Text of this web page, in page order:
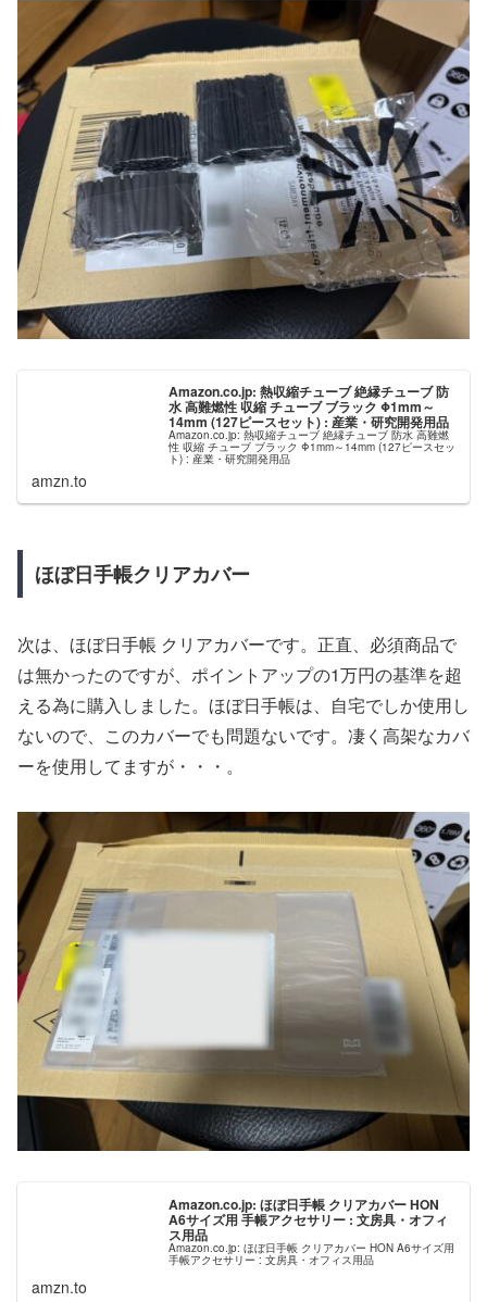
Amazon.co.jp: 熱収縮チューブ 絶縁チューブ 防
水 高難燃性 収縮 チューブ ブラック Φ1mm～
14mm (127ピースセット) : 産業・研究開発用品
Amazon.co.jp: 熱収縮チューブ 絶縁チューブ 防水 高難燃
性 収縮 チューブ ブラック Φ1mm～14mm (127ピースセッ
ト) : 産業・研究開発用品
amzn.to
ほぼ日手帳クリアカバー
次は、ほぼ日手帳 クリアカバーです。正直、必須商品で
は無かったのですが、ポイントアップの1万円の基準を超
える為に購入しました。ほぼ日手帳は、自宅でしか使用し
ないので、このカバーでも問題ないです。凄く高架なカバ
ーを使用してますが・・・。
Amazon.co.jp: ほぼ日手帳 クリアカバー HON
A6サイズ用 手帳アクセサリー : 文房具・オフィ
ス用品
Amazon.co.jp: ほぼ日手帳 クリアカバー HON A6サイズ用
手帳アクセサリー : 文房具・オフィス用品
amzn.to